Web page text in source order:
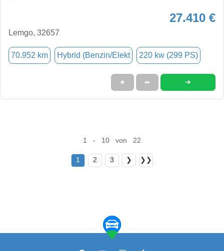
27.410 €
Lemgo, 32657
70.952 km Hybrid (Benzin/Elekt 220 kw (299 PS)
★ ➦ ➜
1 - 10 von 22
1 2 3 ❯ ❯❯